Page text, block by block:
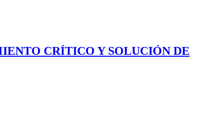
CRÍTICO Y SOLUCIÓN DE